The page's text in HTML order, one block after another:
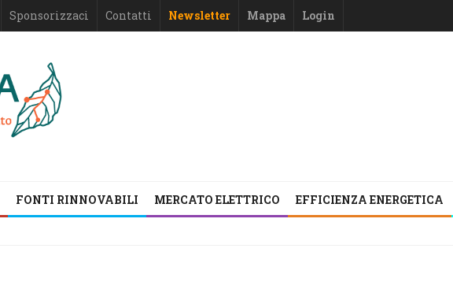
Sponsorizzaci Contatti Newsletter Mappa Login
FONTI RINNOVABILI MERCATO ELETTRICO EFFICIENZA ENERGETICA